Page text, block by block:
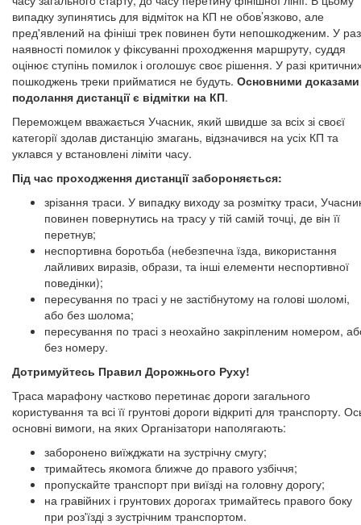
випадку зупинятись для відміток на КП не обов’язково, але
пред'явлений на фініші трек повинен бути непошкодженим. У
наявності помилок у фіксуванні проходження маршруту, суддя
оцінює ступінь помилок і оголошує своє рішення. У разі
пошкоджень треки прийматися не будуть. Основними доказами
подолання дистанції є відмітки на КП.
Переможцем вважається Учасник, який швидше за всіх зі своєї
категорії здолав дистанцію змагань, відзначився на усіх КП та
уклався у встановлені ліміти часу.
Під час проходження дистанції забороняється:
зрізання траси. У випадку виходу за розмітку траси,
повинен повернутись на трасу у тій самій точці, де він її
перетнув;
неспортивна боротьба (небезпечна їзда, використання
лайливих виразів, образи, та інші елементи неспортивної
поведінки);
пересування по трасі у не застібнутому на голові шоломі,
або без шолома;
пересування по трасі з неохайно закріпленим номером,
без номеру.
Дотримуйтесь Правил Дорожнього Руху!
Траса марафону частково перетинає дороги загального
користування та всі її грунтові дороги відкриті для транспорту.
основні вимоги, на яких Організатори наполягають:
заборонено виїжджати на зустрічну смугу;
тримайтесь якомога ближче до правого узбіччя;
пропускайте транспорт при виїзді на головну дорогу;
на гравійних і грунтових дорогах тримайтесь правого боку
при роз'їзді з зустрічним транспортом.